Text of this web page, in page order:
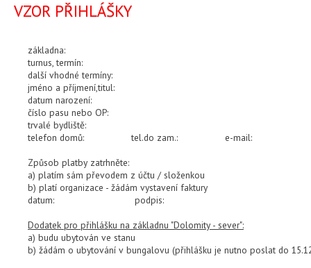
VZOR PŘIHLÁŠKY
základna:
turnus, termín:
další vhodné termíny:
jméno a příjmení,titul:
datum narození:
číslo pasu nebo OP:
trvalé bydliště:
telefon domů: tel.do zam.: e-mail:
Způsob platby zatrhněte:
a) platím sám převodem z účtu / složenkou
b) platí organizace - žádám vystavení faktury
datum: podpis:
Dodatek pro přihlášku na základnu "Dolomity - sever":
a) budu ubytován ve stanu
b) žádám o ubytování v bungalovu (přihlášku je nutno poslat do